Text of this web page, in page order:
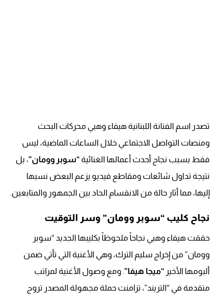
تصدر اسم الفنانة اللبنانية هيفاء وهبي محركات البحث
ومنصات التواصل الاجتماعي خلال الساعات الماضية، ليس
فقط بسبب نجاح أحدث أعمالها الغنائية “سوبر وومان”، بل
نتيجة تداول شائعات ومقاطع فيديو يزعم البعض نسبها
إليها، مما أثار حالة من الانقسام الحاد بين الجمهور والمتابعين.
نجاح كليب “سوبر وومان” وسر التوقيت
حققت هيفاء وهبي نجاحاً ملحوظاً بكليبها الجديد “سوبر
وومان” من إخراج سليم الترك، وهي الأغنية التي تأتي ضمن
ألبومها الأخير “ميجا هيفا”. ومع وصول الأغنية لمراتب
متقدمة في “التريند”، تزامنت حملة مجهولة المصدر تروج